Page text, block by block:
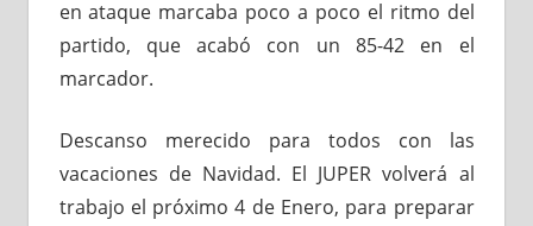
en ataque marcaba poco a poco el ritmo del
partido, que acabó con un 85-42 en el
marcador.
Descanso merecido para todos con las
vacaciones de Navidad. El JUPER volverá al
trabajo el próximo 4 de Enero, para preparar